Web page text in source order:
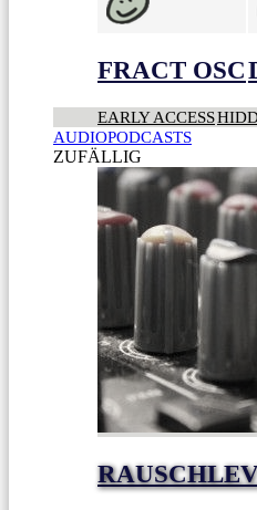
FRACT OSC
EARLY ACCESS
AUDIOPODCASTS
ZUFÄLLIG